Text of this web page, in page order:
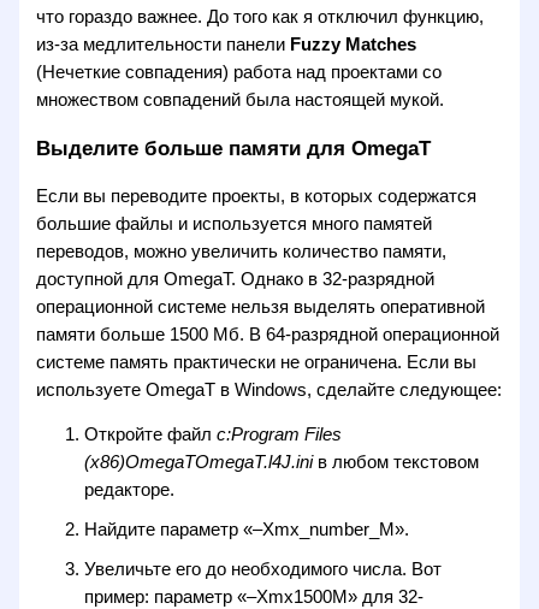
что гораздо важнее. До того как я отключил функцию,
из-за медлительности панели Fuzzy Matches
(Нечеткие совпадения) работа над проектами со
множеством совпадений была настоящей мукой.
Выделите больше памяти для OmegaT
Если вы переводите проекты, в которых содержатся
большие файлы и используется много памятей
переводов, можно увеличить количество памяти,
доступной для OmegaT. Однако в 32-разрядной
операционной системе нельзя выделять оперативной
памяти больше 1500 Мб. В 64-разрядной операционной
системе память практически не ограничена. Если вы
используете OmegaT в Windows, сделайте следующее:
Откройте файлc:Program Files
(x86)OmegaTOmegaT.l4J.iniв любом текстовом
редакторе.
Найдите параметр «–Xmx_number_M».
Увеличьте его до необходимого числа. Вот
пример: параметр «–Xmx1500M» для 32-